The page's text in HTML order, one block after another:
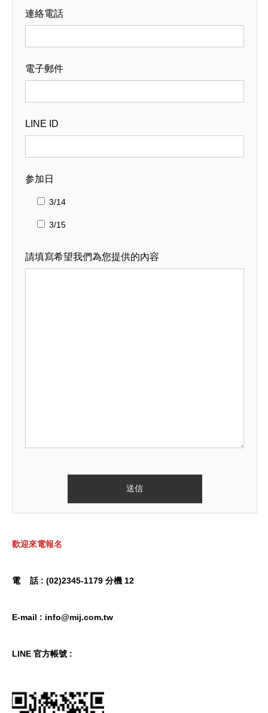
連絡電話
電子郵件
LINE ID
参加日
3/14
3/15
請填寫希望我們為您提供的內容
歡迎來電報名
電 話 : (02)2345-1179 分機 12
E-mail : info@mij.com.tw
LINE 官方帳號 :